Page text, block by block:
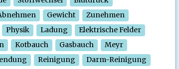
Gewicht
Zunehmen
Physik Ladung
Elektrische Felder
Kotbauch Gasbauch
Meyr
Reinigung
Darm-Reinigung